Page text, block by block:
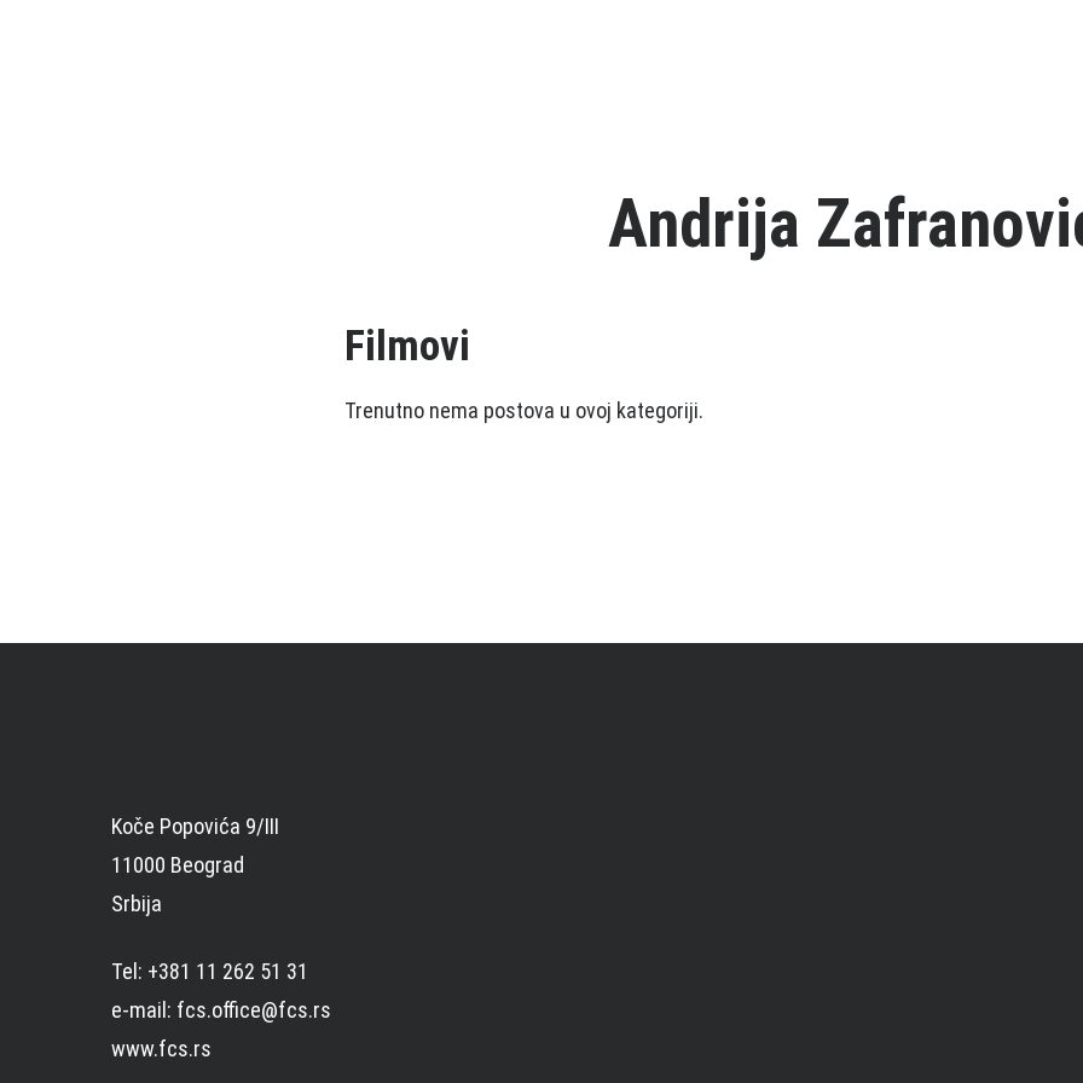
Andrija
Filmovi
Trenutno nema postova u ovoj kategoriji.
Koče Popovića 9/III
11000 Beograd
Srbija
Tel: +381 11 262 51 31
e-mail: fcs.office@fcs.rs
www.fcs.rs